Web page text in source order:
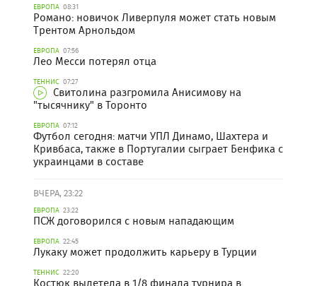
ЕВРОПА 08:31
Романо: новичок Ливерпуля может стать новым
Трентом Арнольдом
ЕВРОПА 07:56
Лео Месси потерял отца
ТЕННИС 07:27
Свитолина разгромила Анисимову на
"тысячнику" в Торонто
ЕВРОПА 07:12
Футбол сегодня: матчи УПЛ Динамо, Шахтера и
Кривбаса, также в Португалии сыграет Бенфика с
украинцами в составе
ВЧЕРА, 23:22
ЕВРОПА 23:22
ПСЖ договорился с новым нападающим
ЕВРОПА 22:45
Лукаку может продолжить карьеру в Турции
ТЕННИС 22:20